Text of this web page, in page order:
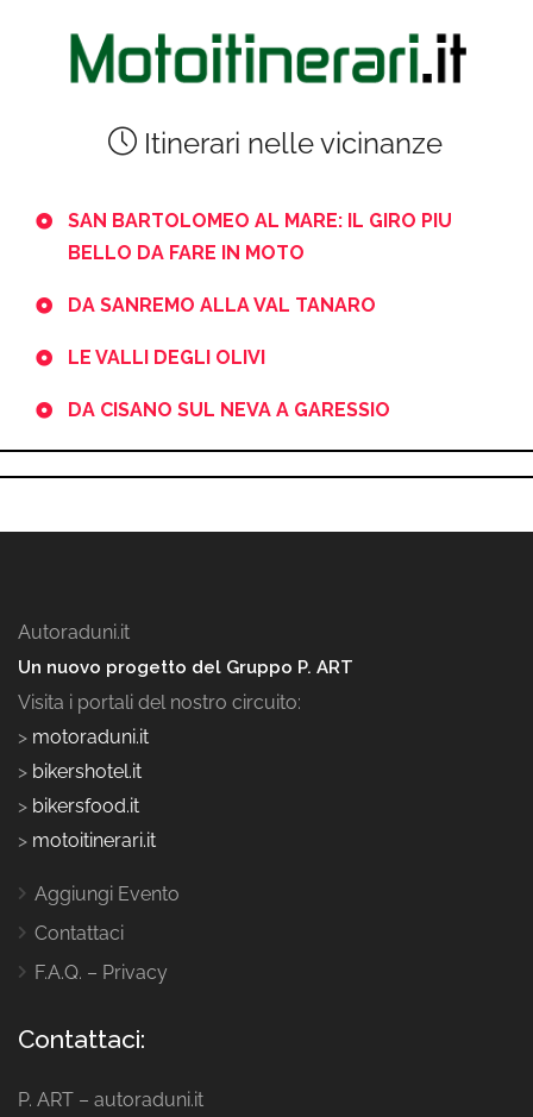
Itinerari nelle vicinanze
SAN BARTOLOMEO AL MARE: IL GIRO PIU
BELLO DA FARE IN MOTO
DA SANREMO ALLA VAL TANARO
LE VALLI DEGLI OLIVI
DA CISANO SUL NEVA A GARESSIO
Autoraduni.it
Un nuovo progetto del Gruppo P. ART
Visita i portali del nostro circuito:
> motoraduni.it
> bikershotel.it
> bikersfood.it
> motoitinerari.it
Aggiungi Evento
Contattaci
F.A.Q. – Privacy
Contattaci:
P. ART – autoraduni.it